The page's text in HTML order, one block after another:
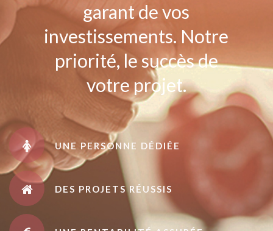
garant de vos
investissements. Notre
priorité, le succès de
votre projet.
UNE PERSONNE DÉDIÉE
DES PROJETS RÉUSSIS